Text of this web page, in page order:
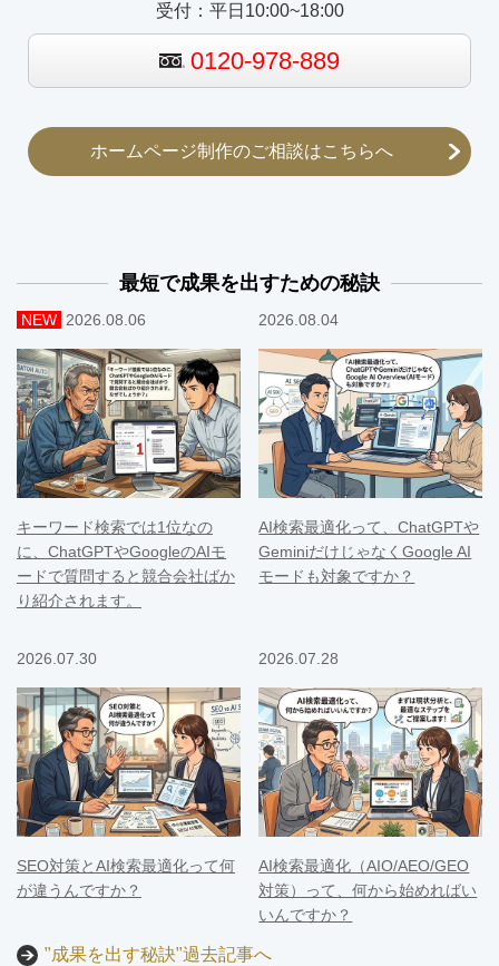
受付：平日10:00~18:00
0120-978-889
ホームページ制作のご相談はこちらへ
最短で成果を出すための秘訣
NEW 2026.08.06
キーワード検索では1位なの
に、ChatGPTやGoogleのAIモ
ードで質問すると競合会社ばか
り紹介されます。
2026.08.04
AI検索最適化って、ChatGPTや
GeminiだけじゃなくGoogle AI
モードも対象ですか？
2026.07.30
SEO対策とAI検索最適化って何
が違うんですか？
2026.07.28
AI検索最適化（AIO/AEO/GEO
対策）って、何から始めればい
いんですか？
"成果を出す秘訣"過去記事へ